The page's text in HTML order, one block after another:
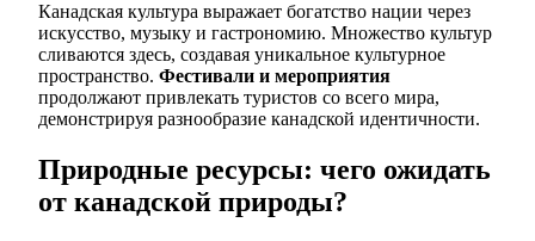
Канадская культура выражает богатство нации через
искусство, музыку и гастрономию. Множество культур
сливаются здесь, создавая уникальное культурное
пространство. Фестивали и мероприятия
продолжают привлекать туристов со всего мира,
демонстрируя разнообразие канадской идентичности.
Природные ресурсы: чего ожидать
от канадской природы?